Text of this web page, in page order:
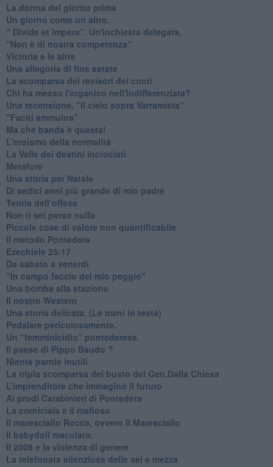
​La donna del giorno prima
​Un giorno come un altro.
​“ Divide et impera”. Un'inchiesta delegata.
“Non è di nostra competenza”
​Victoria e le altre
Una allegoria di fine estate
La scomparsa dei revisori dei conti
Chi ha messo l'organico nell'indifferenziata?
Una recensione, "Il cielo sopra Varramista"
​"Faciti ammuina"
Ma che banda è questa!
L'eroismo della normalità
​La Valle dei destini incrociati
Metafore
​Una storia per Natale
​Di sedici anni più grande di mio padre
Teoria dell’offesa
​Non ti sei perso nulla
​Piccole cose di valore non quantificabile
​Il metodo Pontedera
​Ezechiele 25:17
Da sabato a venerdì
"In campo faccio del mio peggio"
Una bomba alla stazione
Il nostro Western
Una storia delicata. (Le mani in testa)
Pedalare pericolosamente.
Un “femminicidio” pontederese.
Il paese di Pippo Baudo ?
Niente parole inutili
La tripla scomparsa del busto del Gen.Dalla Chiesa
​L’imprenditore che immaginò il futuro
Ai prodi Carabinieri di Pontedera
​La corniciaia e il mafioso
Il maresciallo Rocca, ovvero Il Maresciallo
​Il babydoll maculato.
​Il 2008 e la violenza di genere
La telefonata silenziosa delle sei e mezza